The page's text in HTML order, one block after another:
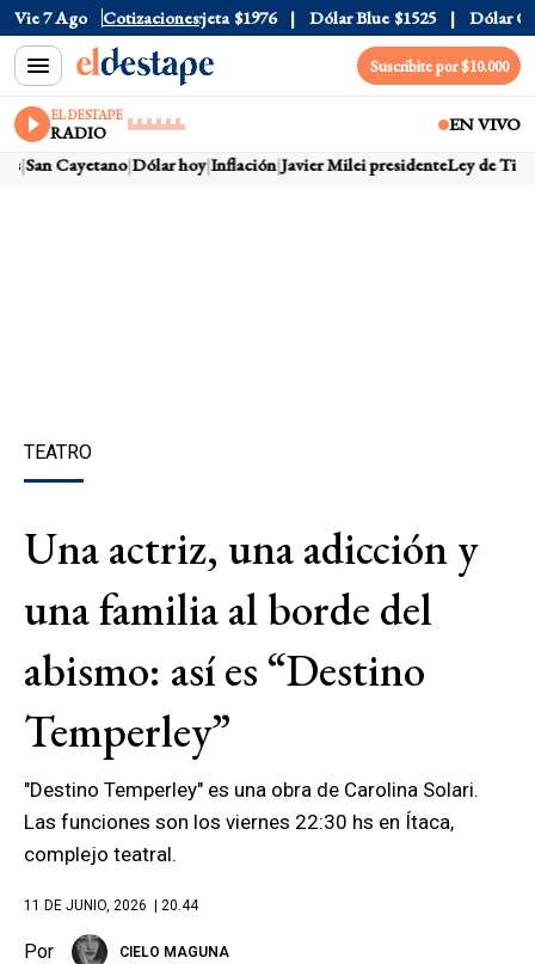
Vie 7 Ago Cotizaciones
$1520 Dólar Tarjeta $1976 Dólar Blue $1525 Dólar CCL
Suscribite por $10.000
EL DESTAPE
RADIO
EN VIVO
San Cayetano Dólar hoy Inflación Javier Milei presidenteLey de
TEATRO
Una actriz, una adicción y
una familia al borde del
abismo: así es “Destino
Temperley”
"Destino Temperley" es una obra de Carolina Solari.
Las funciones son los viernes 22:30 hs en Ítaca,
complejo teatral.
11 DE JUNIO, 2026 | 20.44
Por CIELO MAGUNA